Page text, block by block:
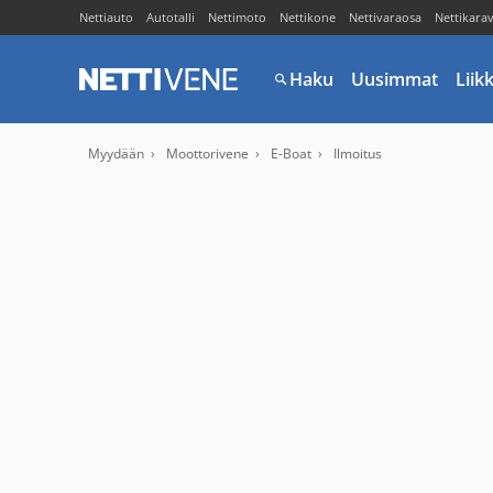
Nettiauto Autotalli Nettimoto Nettikone Nettivaraosa
Haku Uusimmat
Myydään Moottorivene E-Boat Ilmoitus